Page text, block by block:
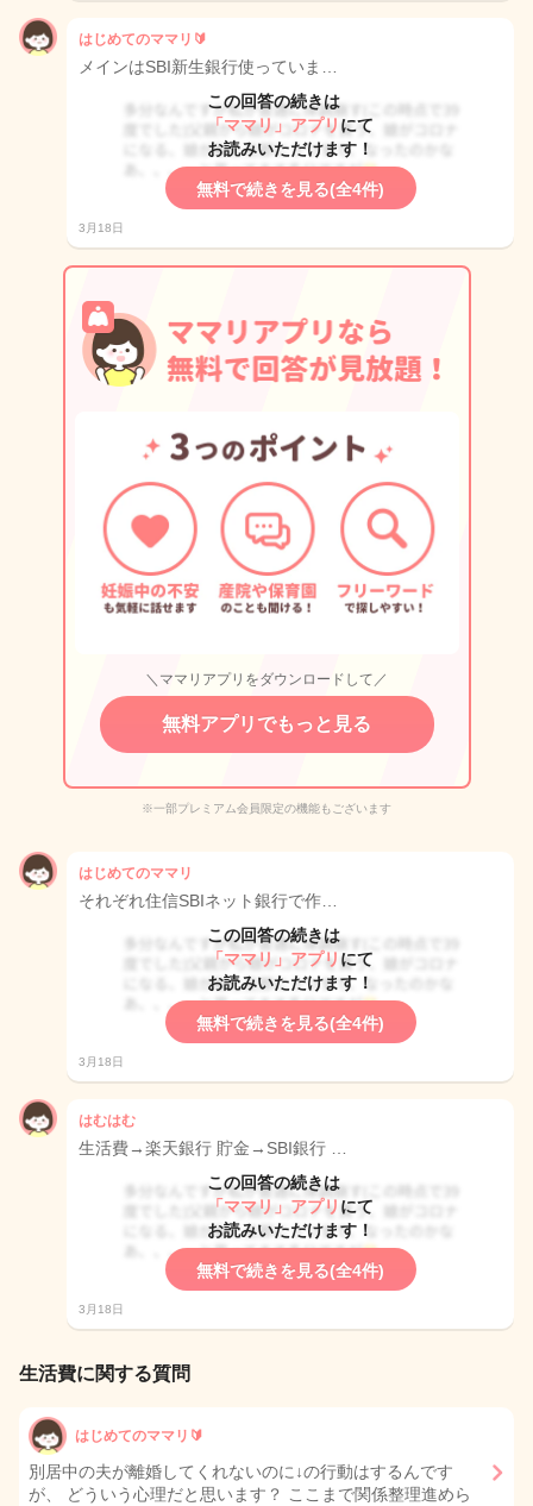
はじめてのママリ🔰
メインはSBI新生銀行使っていま…
この回答の続きは
「ママリ」アプリ にて
お読みいただけます！
無料で続きを見る(全4件)
3月18日
＼ママリアプリをダウンロードして／
無料アプリでもっと見る
※一部プレミアム会員限定の機能もございます
はじめてのママリ
それぞれ住信SBIネット銀行で作…
この回答の続きは
「ママリ」アプリ にて
お読みいただけます！
無料で続きを見る(全4件)
3月18日
はむはむ
生活費→楽天銀行 貯金→SBI銀行 …
この回答の続きは
「ママリ」アプリ にて
お読みいただけます！
無料で続きを見る(全4件)
3月18日
生活費に関する質問
はじめてのママリ🔰
別居中の夫が離婚してくれないのに↓の行動はするんです
が、 どういう心理だと思います？ ここまで関係整理進めら